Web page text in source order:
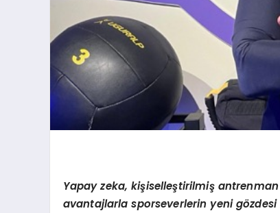
Yapay zeka, kişiselleştirilmiş
avantajlarla sporseverlerin yeni gö